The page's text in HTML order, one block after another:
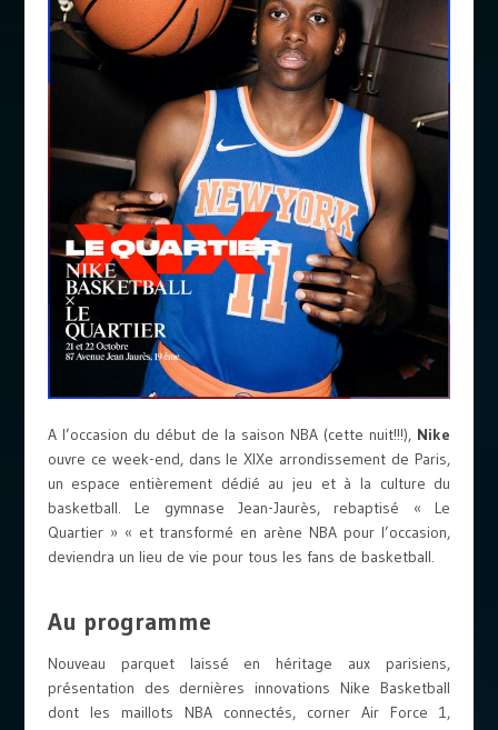
A l’occasion du début de la saison NBA (cette nuit!!!), Nike
ouvre ce week-end, dans le XIXe arrondissement de Paris,
un espace entièrement dédié au jeu et à la culture du
basketball. Le gymnase Jean-Jaurès, rebaptisé « Le
Quartier » « et transformé en arène NBA pour l’occasion,
deviendra un lieu de vie pour tous les fans de basketball.
Au programme
Nouveau parquet laissé en héritage aux parisiens,
présentation des dernières innovations Nike Basketball
dont les maillots NBA connectés, corner Air Force 1,